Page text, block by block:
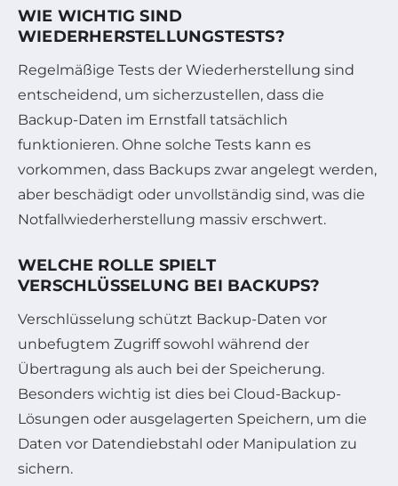
WIE WICHTIG SIND
WIEDERHERSTELLUNGSTESTS?
Regelmäßige Tests der Wiederherstellung sind
entscheidend, um sicherzustellen, dass die
Backup-Daten im Ernstfall tatsächlich
funktionieren. Ohne solche Tests kann es
vorkommen, dass Backups zwar angelegt werden,
aber beschädigt oder unvollständig sind, was die
Notfallwiederherstellung massiv erschwert.
WELCHE ROLLE SPIELT
VERSCHLÜSSELUNG BEI BACKUPS?
Verschlüsselung schützt Backup-Daten vor
unbefugtem Zugriff sowohl während der
Übertragung als auch bei der Speicherung.
Besonders wichtig ist dies bei Cloud-Backup-
Lösungen oder ausgelagerten Speichern, um die
Daten vor Datendiebstahl oder Manipulation zu
sichern.